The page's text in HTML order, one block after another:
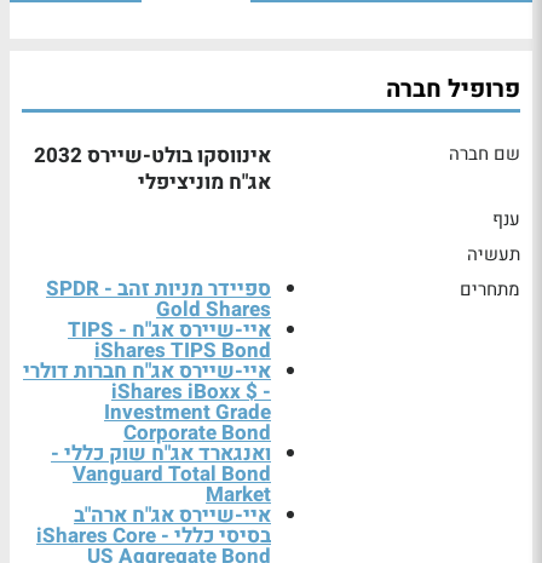
פרופיל חברה
שם חברה
אינווסקו בולט-שיירס 2032
אג"ח מוניציפלי
ענף
תעשיה
מתחרים
ספיידר מניות זהב - SPDR
Gold Shares
איי-שיירס אג"ח TIPS -
iShares TIPS Bond
איי-שיירס אג"ח חברות דולרי
- iShares iBoxx $
Investment Grade
Corporate Bond
ואנגארד אג"ח שוק כללי -
Vanguard Total Bond
Market
איי-שיירס אג"ח ארה"ב
בסיסי כללי - iShares Core
US Aggregate Bond